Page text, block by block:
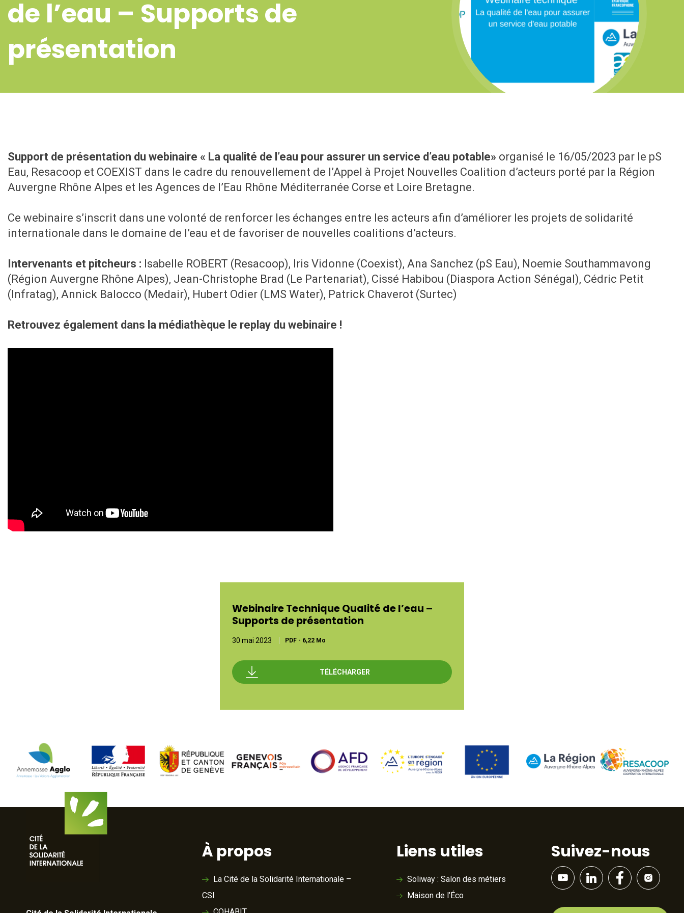
de l’eau – Supports de
présentation
Support de présentation du webinaire « La qualité de l’eau pour assurer un service d’eau potable» organisé le 16/05/2023 par le pS
Eau, Resacoop et COEXIST dans le cadre du renouvellement de l’Appel à Projet Nouvelles Coalition d’acteurs porté par la Région
Auvergne Rhône Alpes et les Agences de l’Eau Rhône Méditerranée Corse et Loire Bretagne.
Ce webinaire s’inscrit dans une volonté de renforcer les échanges entre les acteurs afin d’améliorer les projets de solidarité
internationale dans le domaine de l’eau et de favoriser de nouvelles coalitions d’acteurs.
Intervenants et pitcheurs : Isabelle ROBERT (Resacoop), Iris Vidonne (Coexist), Ana Sanchez (pS Eau), Noemie Southammavong
(Région Auvergne Rhône Alpes), Jean-Christophe Brad (Le Partenariat), Cissé Habibou (Diaspora Action Sénégal), Cédric Petit
(Infratag), Annick Balocco (Medair), Hubert Odier (LMS Water), Patrick Chaverot (Surtec)
Retrouvez également dans la médiathèque le replay du webinaire !
Webinaire Technique Qualité de l’eau –
Supports de présentation
30 mai 2023 PDF - 6,22 Mo
TÉLÉCHARGER
À propos
La Cité de la Solidarité Internationale –
CSI
Liens utiles
Soliway : Salon des métiers
Maison de l’Éco
Suivez-nous